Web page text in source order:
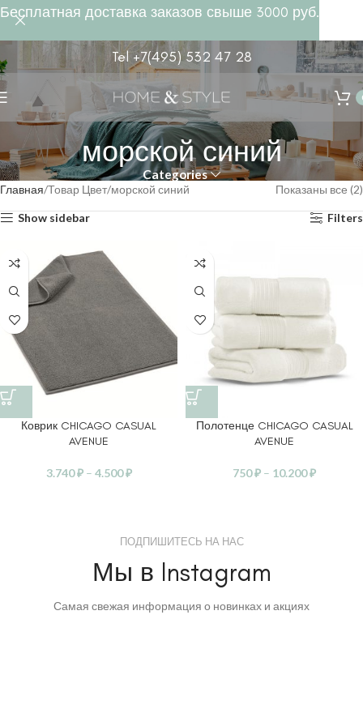
Tel +7(495) 532 47 28
морской синий
Categories
Главная Товар Цвет морской синий Показаны все (2)
Show sidebar Filters
Коврик CHICAGO CASUAL
AVENUE
3.740₽ – 4.500₽
Полотенце CHICAGO CASUAL
AVENUE
750₽ – 10.200₽
ПОДПИШИТЕСЬ НА НАС
Мы в Instagram
Самая свежая информация о новинках и акциях
Бесплатная доставка заказов свыше 3000 руб.